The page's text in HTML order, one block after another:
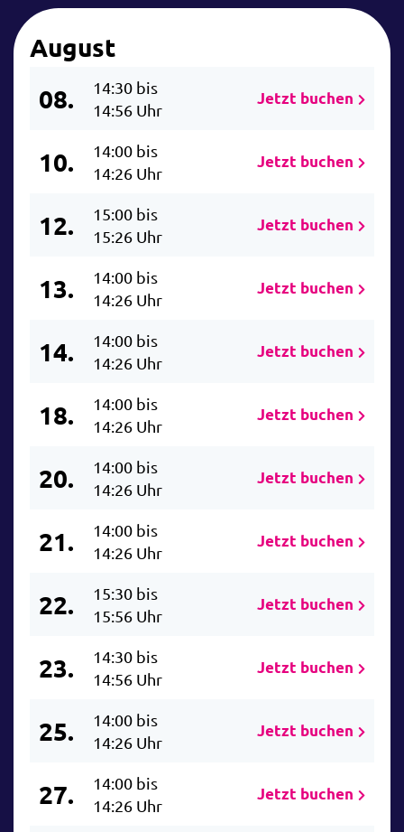
August
08.
14:30 bis
14:56 Uhr
Jetzt buchen
10.
14:00 bis
14:26 Uhr
Jetzt buchen
12.
15:00 bis
15:26 Uhr
Jetzt buchen
13.
14:00 bis
14:26 Uhr
Jetzt buchen
14.
14:00 bis
14:26 Uhr
Jetzt buchen
18.
14:00 bis
14:26 Uhr
Jetzt buchen
20.
14:00 bis
14:26 Uhr
Jetzt buchen
21.
14:00 bis
14:26 Uhr
Jetzt buchen
22.
15:30 bis
15:56 Uhr
Jetzt buchen
23.
14:30 bis
14:56 Uhr
Jetzt buchen
25.
14:00 bis
14:26 Uhr
Jetzt buchen
27.
14:00 bis
14:26 Uhr
Jetzt buchen